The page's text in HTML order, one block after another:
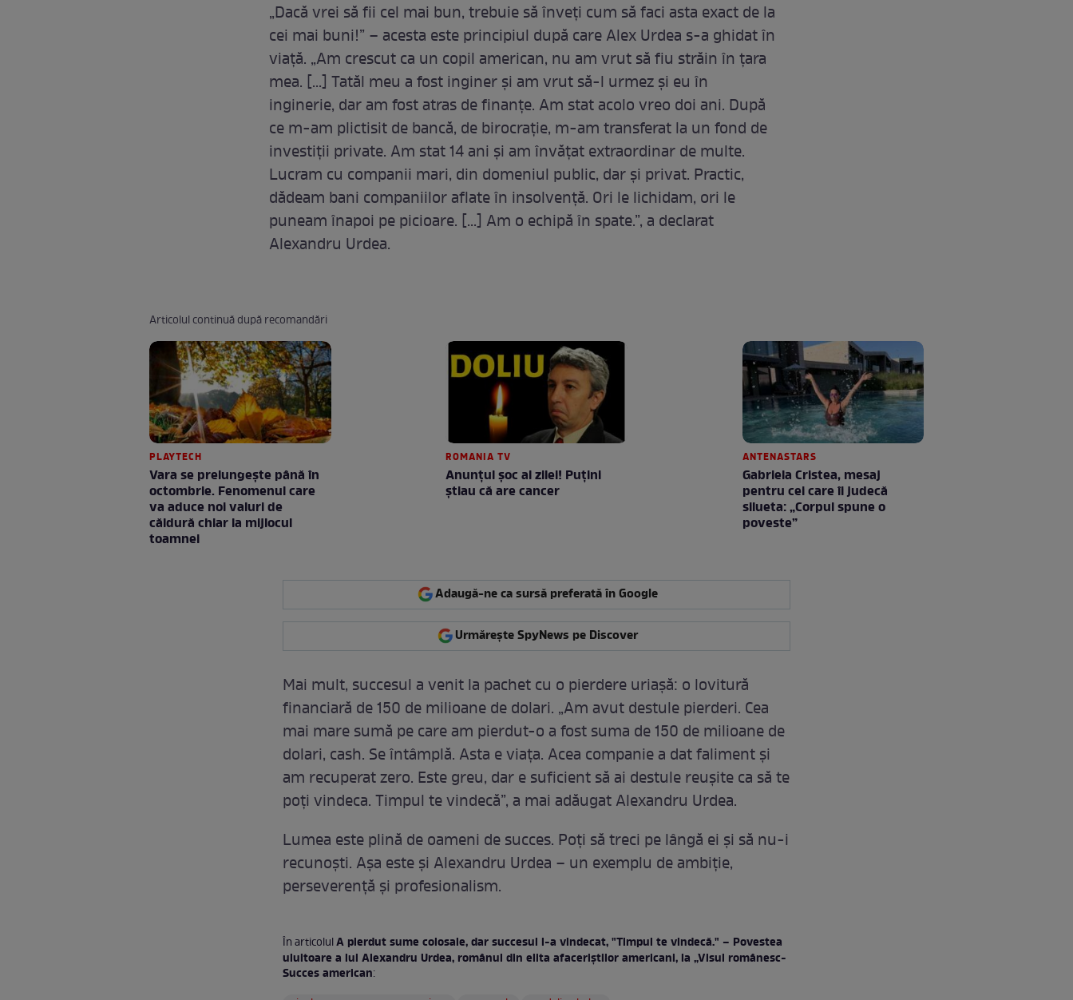
„Dacă vrei să fii cel mai bun, trebuie să înveți cum să faci asta exact de la
cei mai buni!” – acesta este principiul după care Alex Urdea s-a ghidat în
viață. „Am crescut ca un copil american, nu am vrut să fiu străin în țara
mea. [...] Tatăl meu a fost inginer și am vrut să-l urmez și eu în
inginerie, dar am fost atras de finanțe. Am stat acolo vreo doi ani. După
ce m-am plictisit de bancă, de birocrație, m-am transferat la un fond de
investiții private. Am stat 14 ani și am învățat extraordinar de multe.
Lucram cu companii mari, din domeniul public, dar și privat. Practic,
dădeam bani companiilor aflate în insolvență. Ori le lichidam, ori le
puneam înapoi pe picioare. [...] Am o echipă în spate.”, a declarat
Alexandru Urdea.
Articolul continuă după recomandări
PLAYTECH
Vara se prelungeşte până în
octombrie. Fenomenul care
va aduce noi valuri de
căldură chiar la mijlocul
toamnei
ROMANIA TV
Anunţul şoc al zilei! Puţini
ştiau că are cancer
ANTENASTARS
Gabriela Cristea, mesaj
pentru cei care îi judecă
silueta: „Corpul spune o
poveste”
Adaugă-ne ca sursă preferată în Google
Urmărește SpyNews pe Discover
Mai mult, succesul a venit la pachet cu o pierdere uriașă: o lovitură
financiară de 150 de milioane de dolari. „Am avut destule pierderi. Cea
mai mare sumă pe care am pierdut-o a fost suma de 150 de milioane de
dolari, cash. Se întâmplă. Asta e viața. Acea companie a dat faliment și
am recuperat zero. Este greu, dar e suficient să ai destule reușite ca să te
poți vindeca. Timpul te vindecă”, a mai adăugat Alexandru Urdea.
Lumea este plină de oameni de succes. Poţi să treci pe lângă ei și să nu-i
recunoşti. Așa este și Alexandru Urdea – un exemplu de ambiție,
perseverență și profesionalism.
În articolulA pierdut sume colosale, dar succesul l-a vindecat, "Timpul te vindecă." – Povestea
uluitoare a lui Alexandru Urdea, românul din elita afaceriștilor americani, la „Visul românesc-
Succes american: